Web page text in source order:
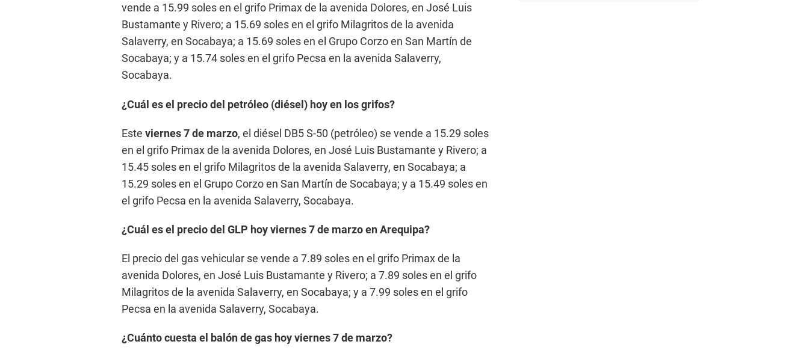
vende a 15.99 soles en el grifo Primax de la avenida Dolores, en José Luis
Bustamante y Rivero; a 15.69 soles en el grifo Milagritos de la avenida
Salaverry, en Socabaya; a 15.69 soles en el Grupo Corzo en San Martín de
Socabaya; y a 15.74 soles en el grifo Pecsa en la avenida Salaverry,
Socabaya.
¿Cuál es el precio del petróleo (diésel) hoy en los grifos?
Este viernes 7 de marzo, el diésel DB5 S-50 (petróleo) se vende a 15.29 soles
en el grifo Primax de la avenida Dolores, en José Luis Bustamante y Rivero; a
15.45 soles en el grifo Milagritos de la avenida Salaverry, en Socabaya; a
15.29 soles en el Grupo Corzo en San Martín de Socabaya; y a 15.49 soles en
el grifo Pecsa en la avenida Salaverry, Socabaya.
¿Cuál es el precio del GLP hoy viernes 7 de marzo en Arequipa?
El precio del gas vehicular se vende a 7.89 soles en el grifo Primax de la
avenida Dolores, en José Luis Bustamante y Rivero; a 7.89 soles en el grifo
Milagritos de la avenida Salaverry, en Socabaya; y a 7.99 soles en el grifo
Pecsa en la avenida Salaverry, Socabaya.
¿Cuánto cuesta el balón de gas hoy viernes 7 de marzo?